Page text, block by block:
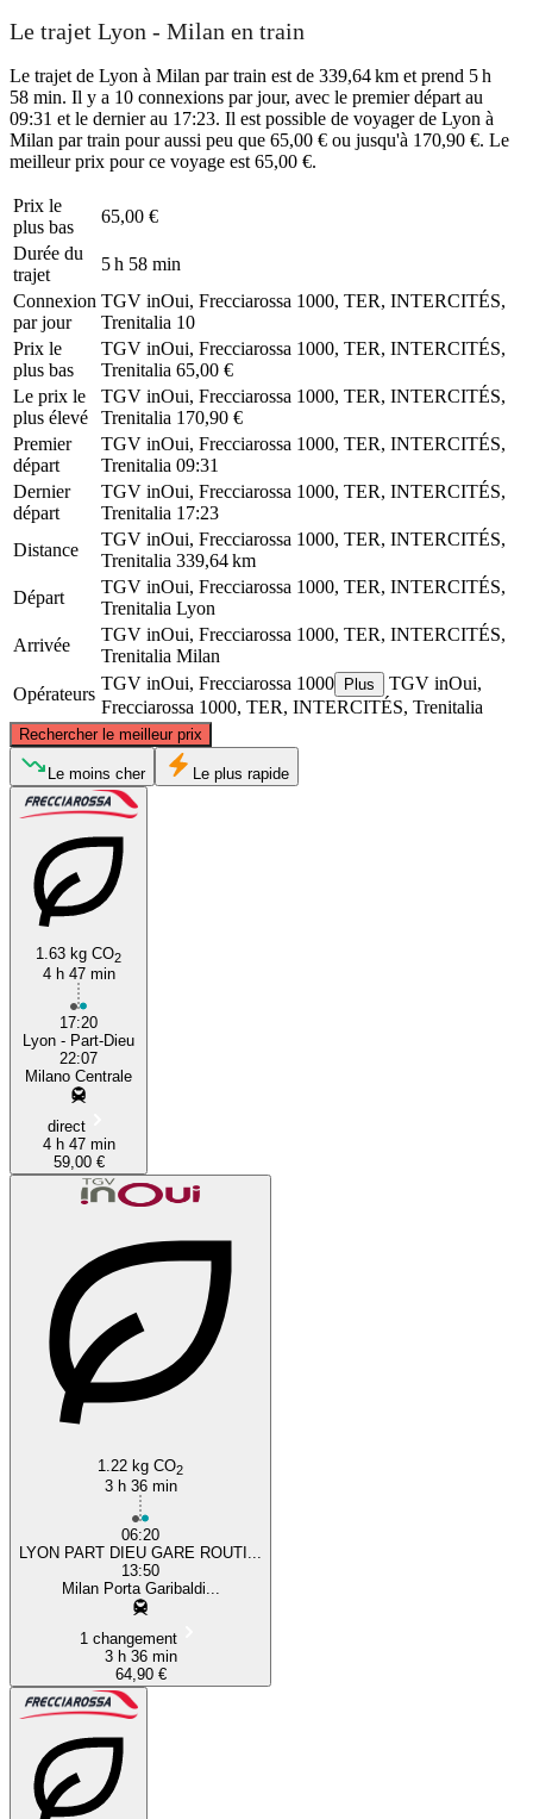
Le trajet Lyon - Milan en train
Le trajet de Lyon à Milan par train est de 339,64 km et prend 5 h
58 min. Il y a 10 connexions par jour, avec le premier départ au
09:31 et le dernier au 17:23. Il est possible de voyager de Lyon à
Milan par train pour aussi peu que 65,00 € ou jusqu'à 170,90 €. Le
meilleur prix pour ce voyage est 65,00 €.
Prix ​​le
plus bas
65,00 €
Durée du
trajet
5 h 58 min
Connexion
par jour
TGV inOui, Frecciarossa 1000, TER, INTERCITÉS,
Trenitalia 10
Prix ​​le
plus bas
TGV inOui, Frecciarossa 1000, TER, INTERCITÉS,
Trenitalia 65,00 €
Le prix le
plus élevé
TGV inOui, Frecciarossa 1000, TER, INTERCITÉS,
Trenitalia 170,90 €
Premier
départ
TGV inOui, Frecciarossa 1000, TER, INTERCITÉS,
Trenitalia 09:31
Dernier
départ
TGV inOui, Frecciarossa 1000, TER, INTERCITÉS,
Trenitalia 17:23
Distance
TGV inOui, Frecciarossa 1000, TER, INTERCITÉS,
Trenitalia 339,64 km
Départ
TGV inOui, Frecciarossa 1000, TER, INTERCITÉS,
Trenitalia Lyon
Arrivée
TGV inOui, Frecciarossa 1000, TER, INTERCITÉS,
Trenitalia Milan
Opérateurs
TGV inOui, Frecciarossa 1000 Plus
TGV inOui,
Frecciarossa 1000, TER, INTERCITÉS, Trenitalia
Rechercher le meilleur prix
©CARTO, ©OpenStreetMapcontributors
Le moins cher Le plus rapide
1.63 kg CO2
4 h 47 min
17:20
Lyon - Part-Dieu
22:07
Milano Centrale
direct
4 h 47 min
59,00 €
1.22 kg CO2
3 h 36 min
06:20
LYON PART DIEU GARE ROUTI...
13:50
Milan Porta Garibaldi...
1 changement
3 h 36 min
64,90 €